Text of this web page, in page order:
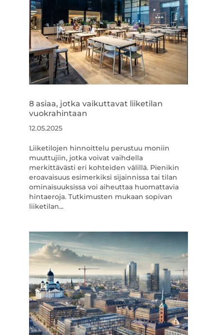
8 asiaa, jotka vaikuttavat liiketilan
vuokrahintaan
12.05.2025
Liiketilojen hinnoittelu perustuu moniin
muuttujiin, jotka voivat vaihdella
merkittävästi eri kohteiden välillä. Pienikin
eroavaisuus esimerkiksi sijainnissa tai tilan
ominaisuuksissa voi aiheuttaa huomattavia
hintaeroja. Tutkimusten mukaan sopivan
liiketilan...